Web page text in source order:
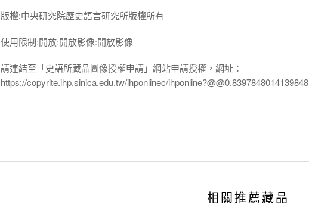
版權:中央研究院歷史語言研究所版權所有
使用限制:開放:開放影像:開放影像
請連結至「史語所藏品圖像授權申請」網站申請授權，網址：
https://copyrite.ihp.sinica.edu.tw/ihponlinec/ihponline?@@0.8397848014139848
相關推薦藏品